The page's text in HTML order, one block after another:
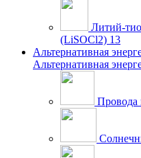
Литий-
(LiSOCl2) 13
Альтернативная
Альтернативная
Провода